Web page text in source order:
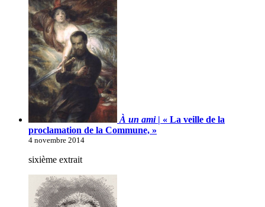
À un ami| « La veille de la
proclamation de la Commune, »
4 novembre 2014
sixième extrait